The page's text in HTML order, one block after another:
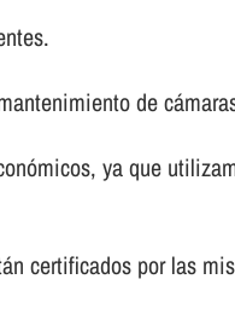
de
ya que
certificados por las